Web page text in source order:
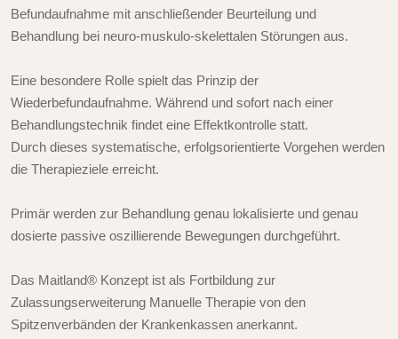
Befundaufnahme mit anschließender Beurteilung und
Behandlung bei neuro-muskulo-skelettalen Störungen aus.
Eine besondere Rolle spielt das Prinzip der
Wiederbefundaufnahme. Während und sofort nach einer
Behandlungstechnik findet eine Effektkontrolle statt.
Durch dieses systematische, erfolgsorientierte Vorgehen werden
die Therapieziele erreicht.
Primär werden zur Behandlung genau lokalisierte und genau
dosierte passive oszillierende Bewegungen durchgeführt.
Das Maitland® Konzept ist als Fortbildung zur
Zulassungserweiterung Manuelle Therapie von den
Spitzenverbänden der Krankenkassen anerkannt.